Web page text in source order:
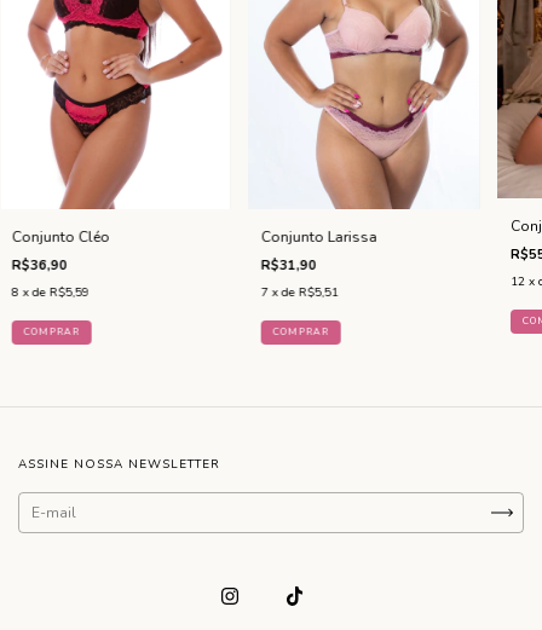
Conjunto Cléo
R$36,90
8 x de R$5,59
COMPRAR
Conjunto Larissa
R$31,90
7 x de R$5,51
COMPRAR
12 x
ASSINE NOSSA NEWSLETTER